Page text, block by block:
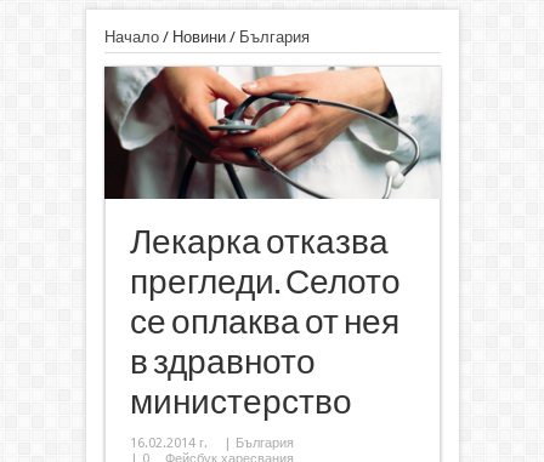
Начало/ Новини/ България
Лекарка отказва
прегледи. Селото
се оплаква от нея
в здравното
министерство
16.02.2014 г. | България
| 0
Фейсбук харесвания